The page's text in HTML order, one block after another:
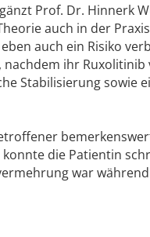
Prof. Dr. Hinnerk
auch in der
auch ein Risiko
ihr
Stabilisierung sowie
die Patientin
war